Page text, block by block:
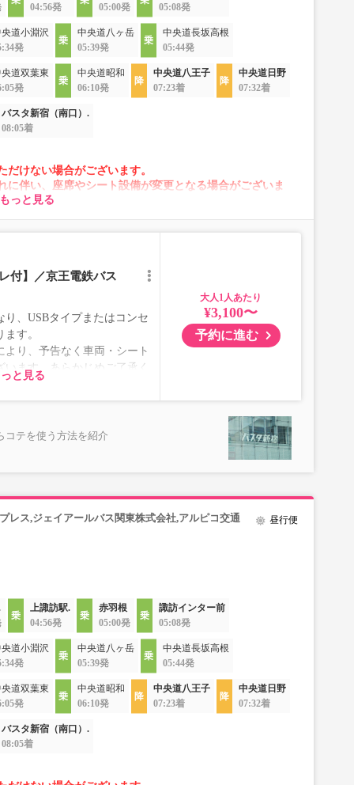
04:56発
05:00発
05:08発
道小淵沢
発
中央道八ヶ岳
05:39発
中央道長坂高根
05:44発
道双葉東
発
中央道昭和
06:10発
中央道八王子
07:23着
中央道日野
07:32着
バスタ新宿（南口）.
08:05着
けない場合がございます。
伴い、座席やシート設備が変更となる場合がございま
もっと見る
付】／京王電鉄バス
、USBタイプまたはコンセ
す。
り、予告なく車両・シート
ます。あらかじめご了承く
と見る
大人
¥3,100〜
予約に進む
コテを使う方法を紹介
レス,ジェイアールバス関東株式会社,アルピコ交通 昼行便
上諏訪駅.
04:56発
赤羽根
05:00発
諏訪インター前
05:08発
道小淵沢
発
中央道八ヶ岳
05:39発
中央道長坂高根
05:44発
道双葉東
発
中央道昭和
06:10発
中央道八王子
07:23着
中央道日野
07:32着
バスタ新宿（南口）.
08:05着